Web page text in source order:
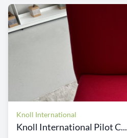
Knoll International
Knoll International Pilot C...